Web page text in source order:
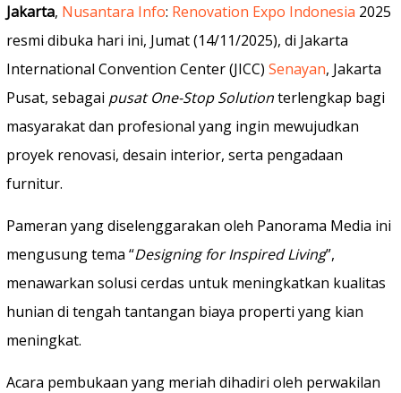
Jakarta, Nusantara Info: Renovation Expo Indonesia 2025
resmi dibuka hari ini, Jumat (14/11/2025), di Jakarta
International Convention Center (JICC) Senayan, Jakarta
Pusat, sebagai pusat One-Stop Solutionterlengkap bagi
masyarakat dan profesional yang ingin mewujudkan
proyek renovasi, desain interior, serta pengadaan
furnitur.
Pameran yang diselenggarakan oleh Panorama Media ini
mengusung tema “Designing for Inspired Living”,
menawarkan solusi cerdas untuk meningkatkan kualitas
hunian di tengah tantangan biaya properti yang kian
meningkat.
Acara pembukaan yang meriah dihadiri oleh perwakilan